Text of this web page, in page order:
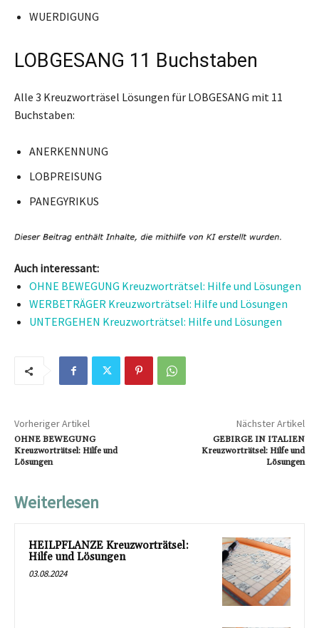
WUERDIGUNG
LOBGESANG 11 Buchstaben
Alle 3 Kreuzworträsel Lösungen für LOBGESANG mit 11
Buchstaben:
ANERKENNUNG
LOBPREISUNG
PANEGYRIKUS
Auch interessant:
OHNE BEWEGUNG Kreuzworträtsel: Hilfe und Lösungen
WERBETRÄGER Kreuzworträtsel: Hilfe und Lösungen
UNTERGEHEN Kreuzworträtsel: Hilfe und Lösungen
Vorheriger Artikel
OHNE BEWEGUNG
Kreuzworträtsel: Hilfe und
Lösungen
Nächster Artikel
GEBIRGE IN ITALIEN
Kreuzworträtsel: Hilfe und
Lösungen
Weiterlesen
HEILPFLANZE Kreuzworträtsel:
Hilfe und Lösungen
03.08.2024